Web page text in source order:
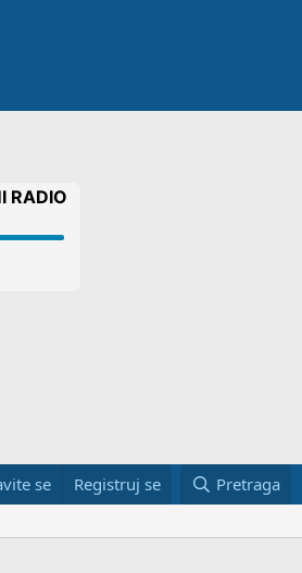
se Registruj se Pretraga